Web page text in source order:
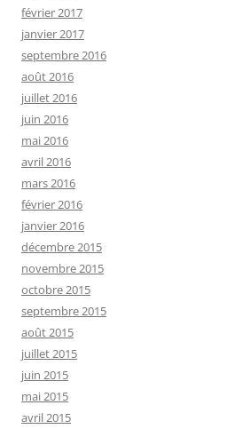
février 2017
janvier 2017
septembre 2016
août 2016
juillet 2016
juin 2016
mai 2016
avril 2016
mars 2016
février 2016
janvier 2016
décembre 2015
novembre 2015
octobre 2015
septembre 2015
août 2015
juillet 2015
juin 2015
mai 2015
avril 2015